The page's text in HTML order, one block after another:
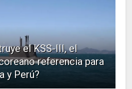
el KSS-III, el
referencia para
y Perú?